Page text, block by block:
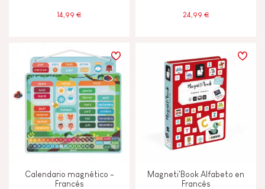
14,99 € 24,99 €
Calendario magnético -
Francés
Magneti'Book Alfabeto en
Francés